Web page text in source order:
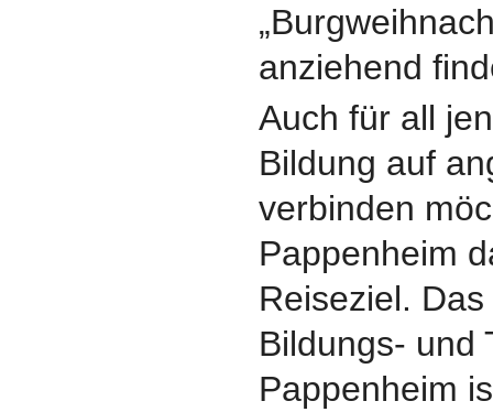
anziehend
Auch für all
Bildung auf
verbinden
Pappenheim
Reiseziel.
Bildungs- und
Pappenheim